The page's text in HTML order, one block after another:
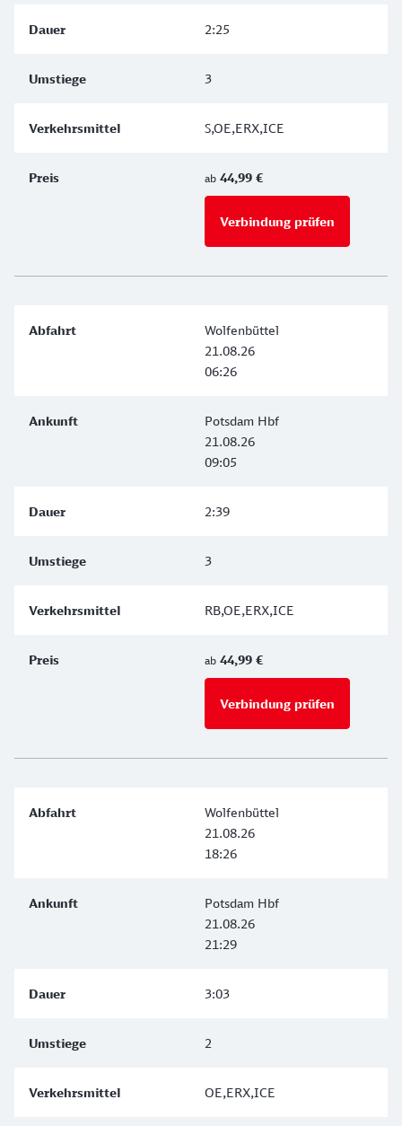
2:25
3
S,OE,ERX,ICE
ab 44,99 €
Verbindung prüfen
Wolfenbüttel
21.08.26
06:26
Potsdam Hbf
21.08.26
09:05
2:39
3
RB,OE,ERX,ICE
ab 44,99 €
Verbindung prüfen
Wolfenbüttel
21.08.26
18:26
Potsdam Hbf
21.08.26
21:29
3:03
2
OE,ERX,ICE